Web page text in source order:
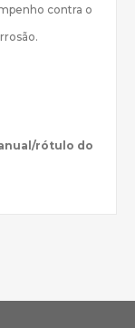
contra o
rótulo do